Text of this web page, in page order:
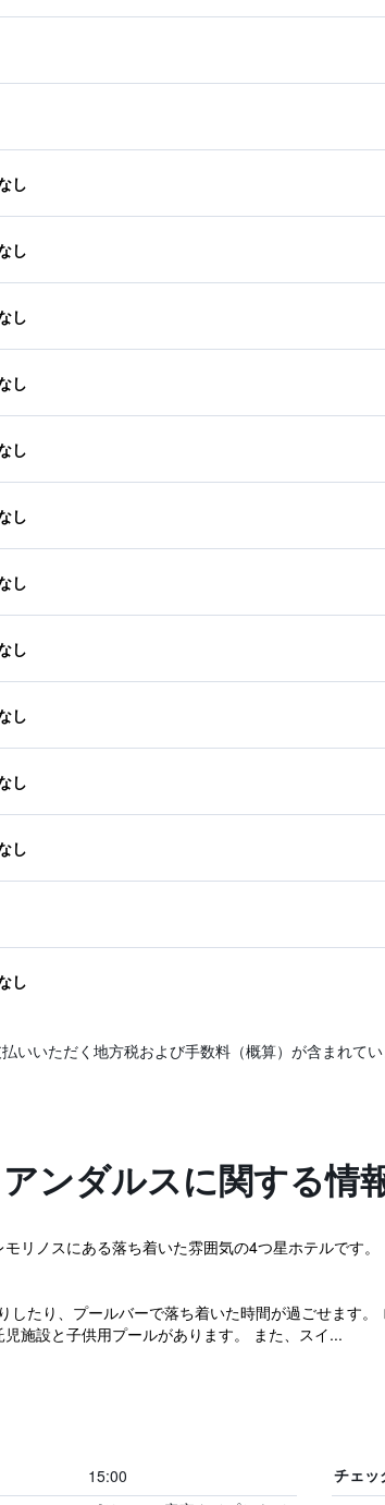
し
し
し
し
し
し
し
し
し
し
し
し
いいただく地方税および手数料（概算）が含まれてい
ンダルスに関する情
リノスにある落ち着いた雰囲気の4つ星ホテルです
したり、プールバーで落ち着いた時間が過ごせます
施設と子供用プールがあります。 また、スイ...
15:00 チェッ